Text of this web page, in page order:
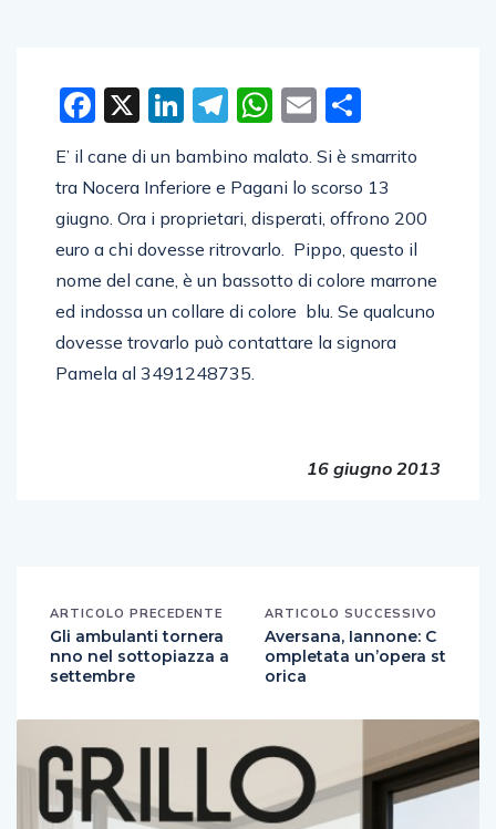
Facebook
X LinkedIn
Telegram
WhatsApp
Email
E’ il cane di un bambino malato. Si è smarrito
tra Nocera Inferiore e Pagani lo scorso 13
giugno. Ora i proprietari, disperati, offrono 200
euro a chi dovesse ritrovarlo. Pippo, questo il
nome del cane, è un bassotto di colore marrone
ed indossa un collare di colore blu. Se qualcuno
dovesse trovarlo può contattare la signora
Pamela al 3491248735.
16 giugno 2013
ARTICOLO PRECEDENTE
Gli ambulanti tornera
nno nel sottopiazza a
settembre
ARTICOLO SUCCESSIVO
Aversana, Iannone: C
ompletata un’opera st
orica